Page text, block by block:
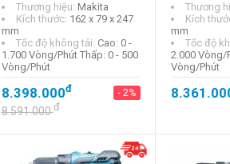
Thương hiệu: Makita
Kích thước: 162 x 79 x 247
mm
Tốc độ không tải: Cao: 0 -
1.700 Vòng/Phút Thấp: 0 - 500
Vòng/Phút
8.398.000đ - 2%
8.591.000đ
Thương
Kích
mm
Tốc độ
2.000 Vòng/
Vòng/Phút